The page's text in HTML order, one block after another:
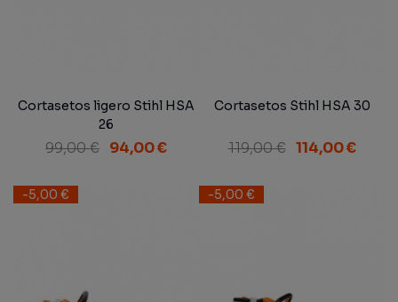
Cortasetos ligero Stihl HSA
26
99,00 € 94,00 €
Cortasetos Stihl HSA 30
119,00 € 114,00 €
-5,00 € -5,00 €